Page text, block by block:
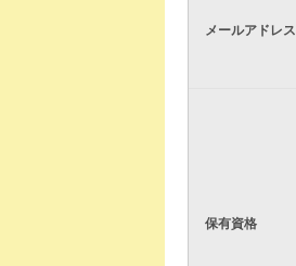
メールアドレス
保有資格